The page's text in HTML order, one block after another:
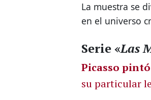
La muestra se
en el universo
Serie «Las
Picasso
su particular